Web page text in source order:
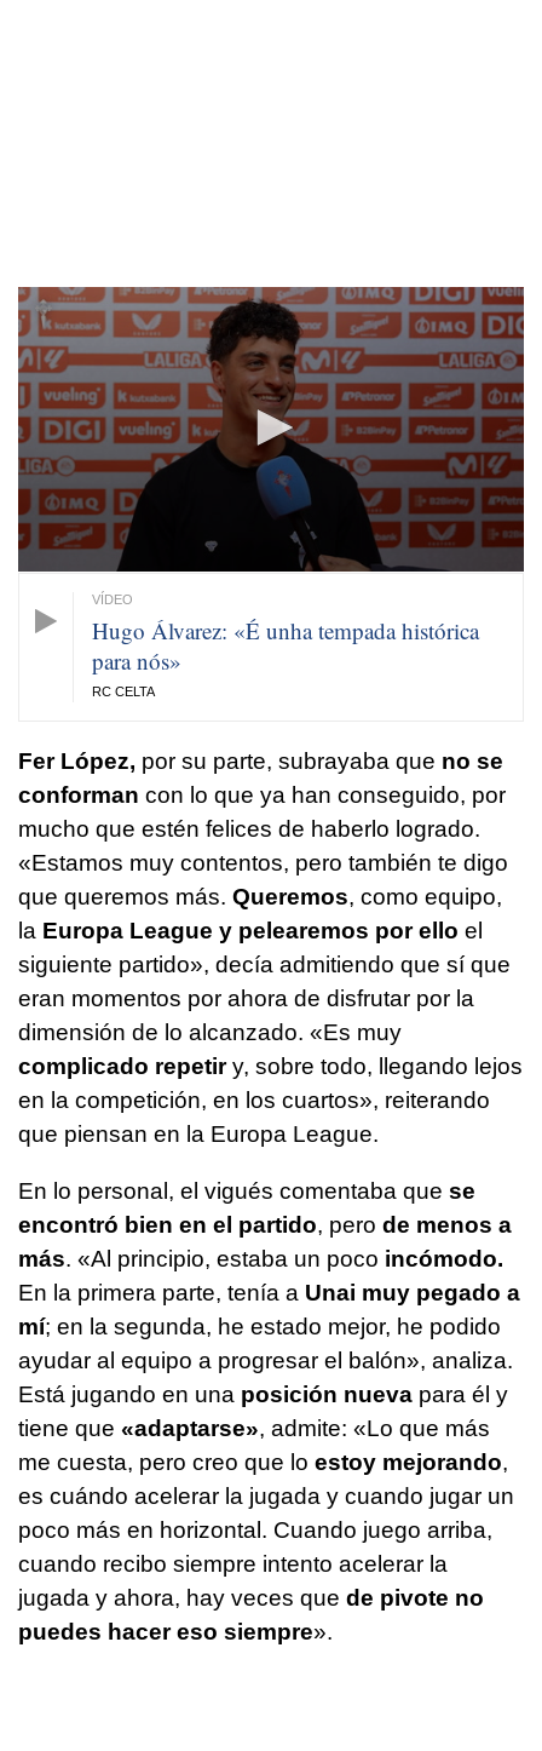
0
seconds
of
25
seconds
Hugo Álvarez: «É unha tempada histórica
para nós»
RC CELTA
Fer López, por su parte, subrayaba que no se
conforman con lo que ya han conseguido, por
mucho que estén felices de haberlo logrado.
«Estamos muy contentos, pero también te digo
que queremos más. Queremos, como equipo,
la Europa League y pelearemos por ello el
siguiente partido», decía admitiendo que sí que
eran momentos por ahora de disfrutar por la
dimensión de lo alcanzado. «Es muy
complicado repetiry, sobre todo, llegando lejos
en la competición, en los cuartos», reiterando
que piensan en la Europa League.
En lo personal, el vigués comentaba que se
encontró bien en el partido, pero de menos a
más. «Al principio, estaba un poco incómodo.
En la primera parte, tenía a Unai muy pegado a
mí; en la segunda, he estado mejor, he podido
ayudar al equipo a progresar el balón», analiza.
Está jugando en una posición nueva para él y
tiene que «adaptarse», admite: «Lo que más
me cuesta, pero creo que lo estoy mejorando,
es cuándo acelerar la jugada y cuando jugar un
poco más en horizontal. Cuando juego arriba,
cuando recibo siempre intento acelerar la
jugada y ahora, hay veces que de pivote no
puedes hacer eso siempre».